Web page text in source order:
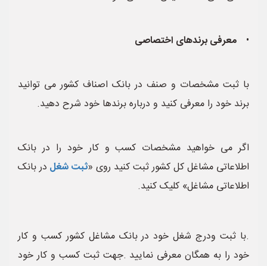
• معرفی برندهای اختصاصی
با ثبت مشخصات و صنف در بانک اصناف کشور می توانید
برند خود را معرفی کنید و درباره برندها خود شرح دهید.
اگر می خواهید مشخصات کسب و کار خود را در بانک
اطلاعاتی مشاغل کل کشور ثبت کنید روی «ثبت شغل در بانک
اطلاعاتی مشاغل» کلیک کنید.
.با ثبت ودرج شغل خود در بانک مشاغل کشور کسب و کار
خود را به همگان معرفی نمایید .جهت ثبت کسب و کار خود